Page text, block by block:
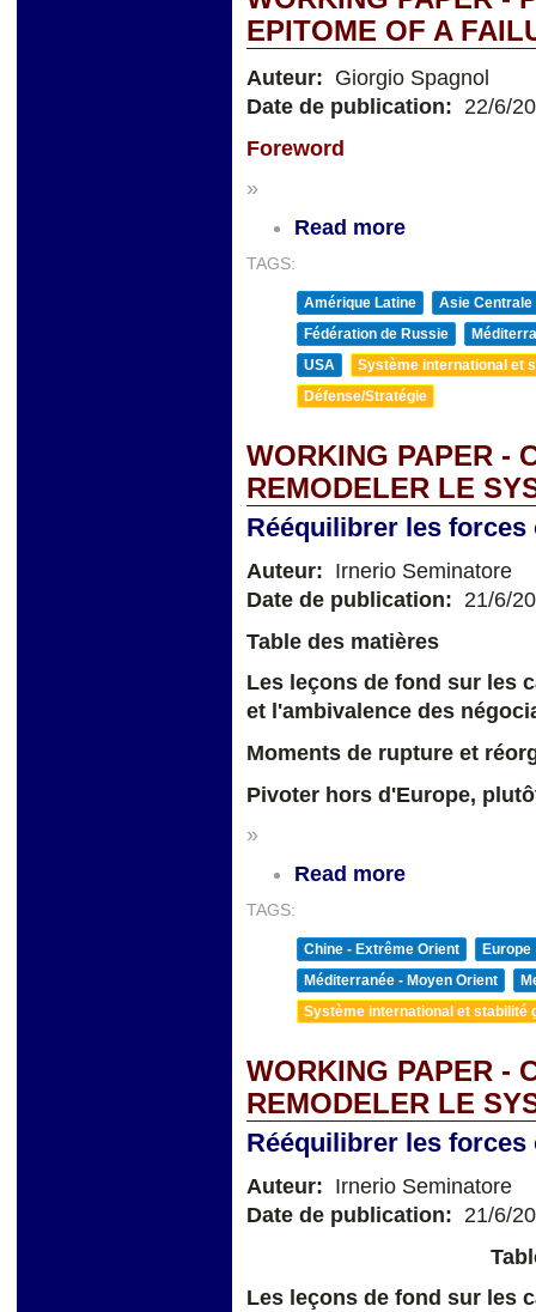
EPITOME OF A
Auteur: Giorgio Spagnol
Date de publication: 22/6/
Foreword
»
Read more
TAGS:
Amérique Latine
Asie Centrale
Fédération de Russie
USA
Système international et
Défense/Stratégie
WORKING PAPER -
REMODELER LE
Rééquilibrer les
Auteur: Irnerio Seminatore
Date de publication: 21/6/
Table des matières
Les leçons de fond sur les
et l'ambivalence des
Moments de rupture et
Pivoter hors d'Europe,
»
Read more
TAGS:
Chine - Extrême Orient
Europe
Méditerranée - Moyen Orient
Système international et stabilité
WORKING PAPER -
REMODELER LE
Rééquilibrer les
Auteur: Irnerio Seminatore
Date de publication: 21/6/
Les leçons de fond sur les